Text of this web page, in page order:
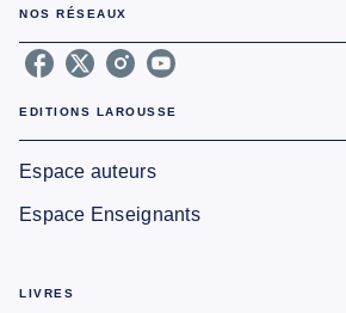
NOS RÉSEAUX
EDITIONS LAROUSSE
Espace auteurs
Espace Enseignants
LIVRES